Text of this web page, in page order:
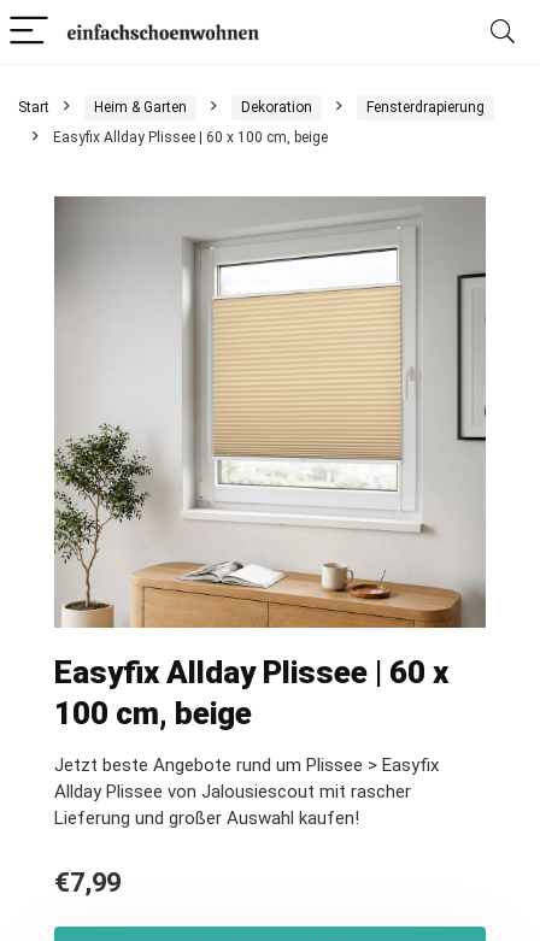
Start Heim & Garten Dekoration
Fensterdrapierung
Easyfix Allday Plissee | 60 x 100 cm, beige
Easyfix Allday Plissee | 60 x
100 cm, beige
Jetzt beste Angebote rund um Plissee > Easyfix
Allday Plissee von Jalousiescout mit rascher
Lieferung und großer Auswahl kaufen!
€7,99